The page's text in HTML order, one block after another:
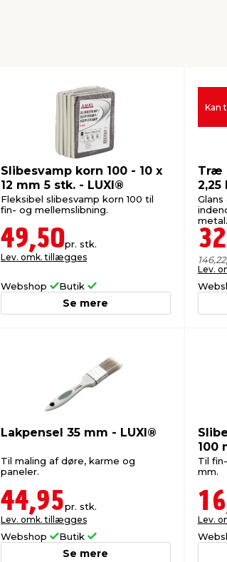
Slibesvamp korn 100 - 10 x
12 mm 5 stk. - LUXI®
Fleksibel slibesvamp korn 100 til
fin- og mellemslibning.
49,50pr. stk.
Lev. omk. tillægges
Webshop Butik
Se mere
Kan
Træ
2,25
metal.
146,22
Lev.
Lakpensel 35 mm - LUXI®
Til maling af døre, karme og
paneler.
44,95pr. stk.
Lev. omk. tillægges
Webshop Butik
Se mere
100
Til
mm.
Lev.